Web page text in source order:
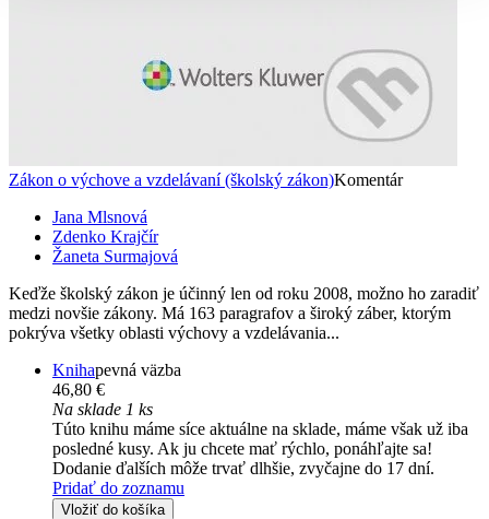
Zákon o výchove a vzdelávaní (školský zákon)Komentár
Jana Mlsnová
Zdenko Krajčír
Žaneta Surmajová
Keďže školský zákon je účinný len od roku 2008, možno ho zaradiť
medzi novšie zákony. Má 163 paragrafov a široký záber, ktorým
pokrýva všetky oblasti výchovy a vzdelávania...
Knihapevná väzba
46,80 €
Na sklade 1 ks
Túto knihu máme síce aktuálne na sklade, máme však už iba
posledné kusy. Ak ju chcete mať rýchlo, ponáhľajte sa!
Dodanie ďalších môže trvať dlhšie, zvyčajne do 17 dní.
Pridať do zoznamu
Vložiť do košíka